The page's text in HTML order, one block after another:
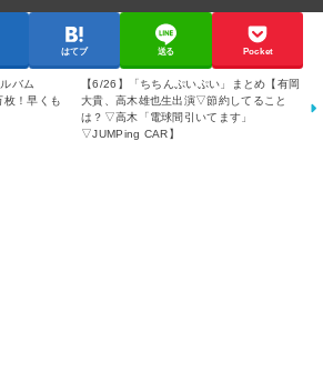
はてブ 送る Pocket
バム
枚！早くも
【6/26】「ちちんぷいぷい」まとめ【有岡
大貴、高木雄也生出演▽節約してること
は？▽高木「電球間引いてます」
▽JUMPing CAR】